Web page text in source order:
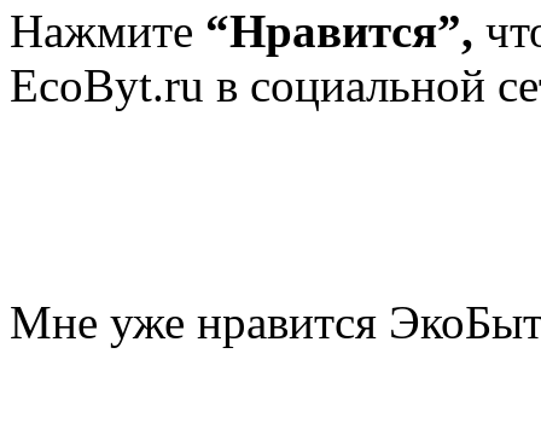
Нажмите “Нравится”,
EcoByt.ru в социальной
Мне уже нравится